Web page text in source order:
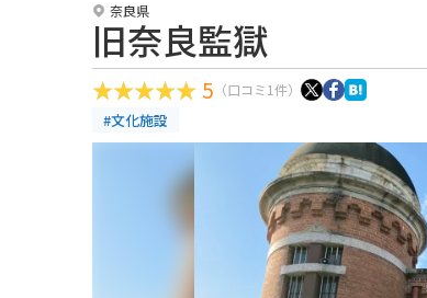
奈良県
旧奈良監獄
5 （口コミ1件）
#文化施設